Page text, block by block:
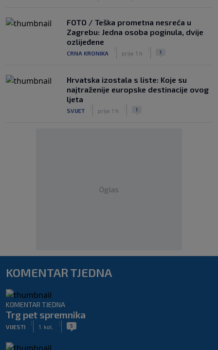
FOTO / Teška prometna nesreća u
Zagrebu: Jedna osoba poginula, dvije
ozlijeđene
CRNA KRONIKA prije 1 h 1
Hrvatska izostala s liste: Koje su
najtraženije europske destinacije ovog
ljeta
SVIJET prije 1 h 1
Oglas
KOMENTAR TJEDNA
KOMENTAR TJEDNA
Trg pet spremnika
VIJESTI
|
1. kol.
| 5